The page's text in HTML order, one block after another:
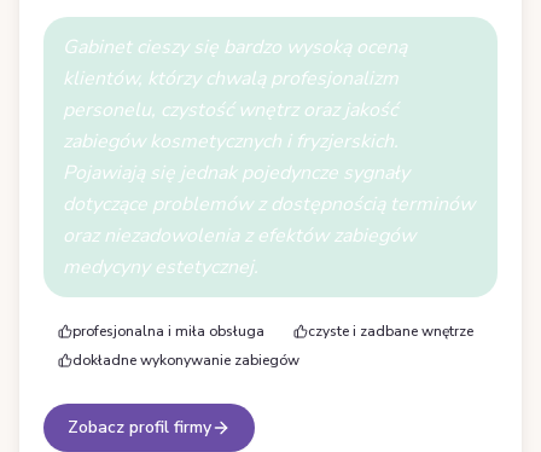
Gabinet cieszy się bardzo wysoką oceną
klientów, którzy chwalą profesjonalizm
personelu, czystość wnętrz oraz jakość
zabiegów kosmetycznych i fryzjerskich.
Pojawiają się jednak pojedyncze sygnały
dotyczące problemów z dostępnością terminów
oraz niezadowolenia z efektów zabiegów
medycyny estetycznej.
profesjonalna i miła obsługa
czyste i zadbane wnętrze
dokładne wykonywanie zabiegów
Zobacz profil firmy